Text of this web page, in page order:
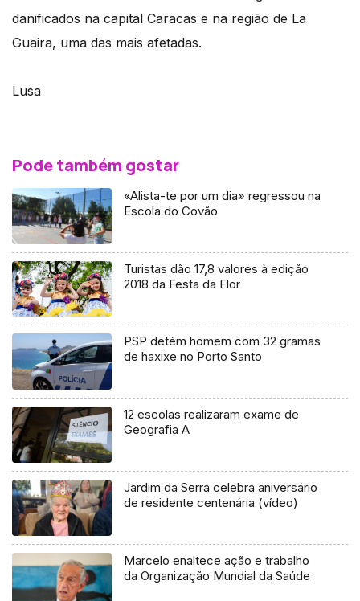
danificados na capital Caracas e na região de La
Guaira, uma das mais afetadas.
Lusa
Pode também gostar
«Alista-te por um dia» regressou na
Escola do Covão
Turistas dão 17,8 valores à edição
2018 da Festa da Flor
PSP detém homem com 32 gramas
de haxixe no Porto Santo
12 escolas realizaram exame de
Geografia A
Jardim da Serra celebra aniversário
de residente centenária (vídeo)
Marcelo enaltece ação e trabalho
da Organização Mundial da Saúde